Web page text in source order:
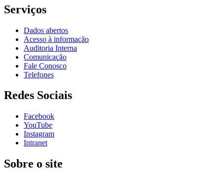
Serviços
Dados abertos
Acesso à informação
Auditoria Interna
Comunicação
Fale Conosco
Telefones
Redes Sociais
Facebook
YouTube
Instagram
Intranet
Sobre o site